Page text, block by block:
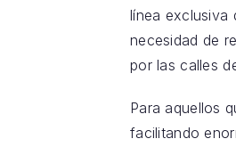
línea exclusiva
necesidad de
por las calles
Para aquellos
facilitando